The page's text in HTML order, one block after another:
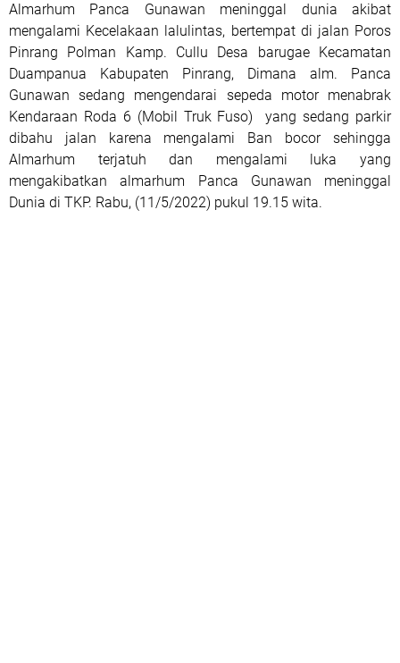
Almarhum Panca Gunawan meninggal dunia akibat
mengalami Kecelakaan lalulintas, bertempat di jalan Poros
Pinrang Polman Kamp. Cullu Desa barugae Kecamatan
Duampanua Kabupaten Pinrang, Dimana alm. Panca
Gunawan sedang mengendarai sepeda motor menabrak
Kendaraan Roda 6 (Mobil Truk Fuso) yang sedang parkir
dibahu jalan karena mengalami Ban bocor sehingga
Almarhum terjatuh dan mengalami luka yang
mengakibatkan almarhum Panca Gunawan meninggal
Dunia di TKP. Rabu, (11/5/2022) pukul 19.15 wita.